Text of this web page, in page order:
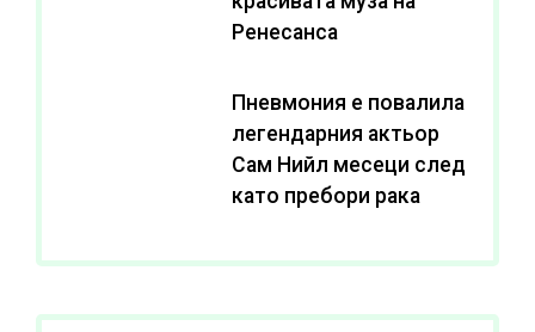
Ренесанса
Пневмония е повалила
легендарния актьор
Сам Нийл месеци след
като пребори рака